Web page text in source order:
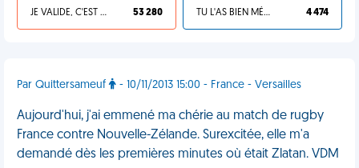
JE VALIDE, C'EST UNE VDM 53 280 TU L'AS BIEN MÉRITÉ 4 474
Par Quittersameuf - 10/11/2013 15:00 - France - Versailles
Aujourd'hui, j'ai emmené ma chérie au match de rugby
France contre Nouvelle-Zélande. Surexcitée, elle m'a
demandé dès les premières minutes où était Zlatan. VDM